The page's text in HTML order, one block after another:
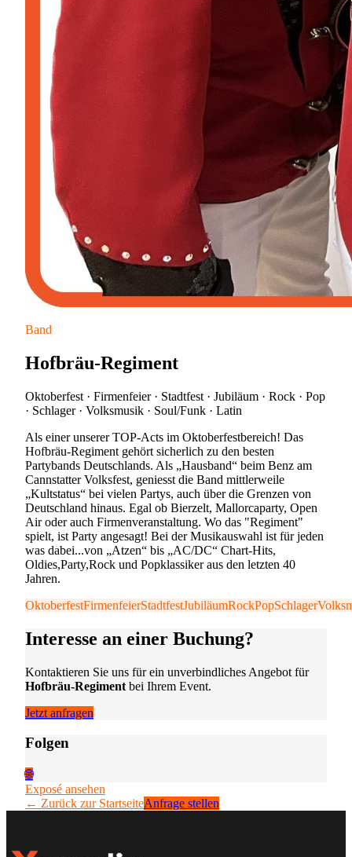
Band
Hofbräu-Regiment
Oktoberfest · Firmenfeier · Stadtfest · Jubiläum · Rock · Pop
· Schlager · Volksmusik · Soul/Funk · Latin
Als einer unserer TOP-Acts im Oktoberfestbereich! Das
Hofbräu-Regiment gehört sicherlich zu den besten
Partybands Deutschlands. Als „Hausband“ beim Benz am
Cannstatter Volksfest, geniesst die Band mittlerweile
„Kultstatus“ bei vielen Partys, auch über die Grenzen von
Deutschland hinaus. Egal ob Bierzelt, Mallorcaparty, Open
Air oder auch Firmenveranstaltung. Wo das "Regiment"
spielt, ist Party angesagt! Bei der Musikauswahl ist für jeden
was dabei...von „Atzen“ bis „AC/DC“ Chart-Hits,
Oldies,Party,Rock und Popklassiker aus den letzten 40
Jahren.
OktoberfestFirmenfeierStadtfestJubiläumRockPopSchlager
Interesse an einer Buchung?
Kontaktieren Sie uns für ein unverbindliches Angebot für
Hofbräu-Regiment bei Ihrem Event.
Jetzt anfragen
Folgen
🌐
Exposé ansehen
← Zurück zur StartseiteAnfrage stellen